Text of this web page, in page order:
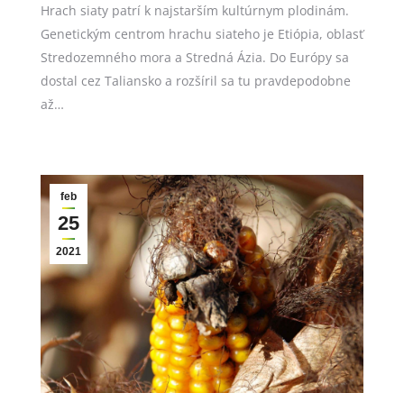
Hrach siaty patrí k najstarším kultúrnym plodinám.
Genetickým centrom hrachu siateho je Etiópia, oblasť
Stredozemného mora a Stredná Ázia. Do Európy sa
dostal cez Taliansko a rozšíril sa tu pravdepodobne
až…
feb
25
2021